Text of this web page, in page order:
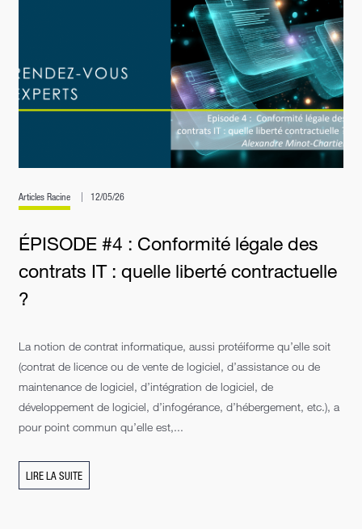
Articles Racine 12/05/26
ÉPISODE #4 : Conformité légale des
contrats IT : quelle liberté contractuelle
?
La notion de contrat informatique, aussi protéiforme qu’elle soit
(contrat de licence ou de vente de logiciel, d’assistance ou de
maintenance de logiciel, d’intégration de logiciel, de
développement de logiciel, d’infogérance, d’hébergement, etc.), a
pour point commun qu’elle est,...
LIRE LA SUITE